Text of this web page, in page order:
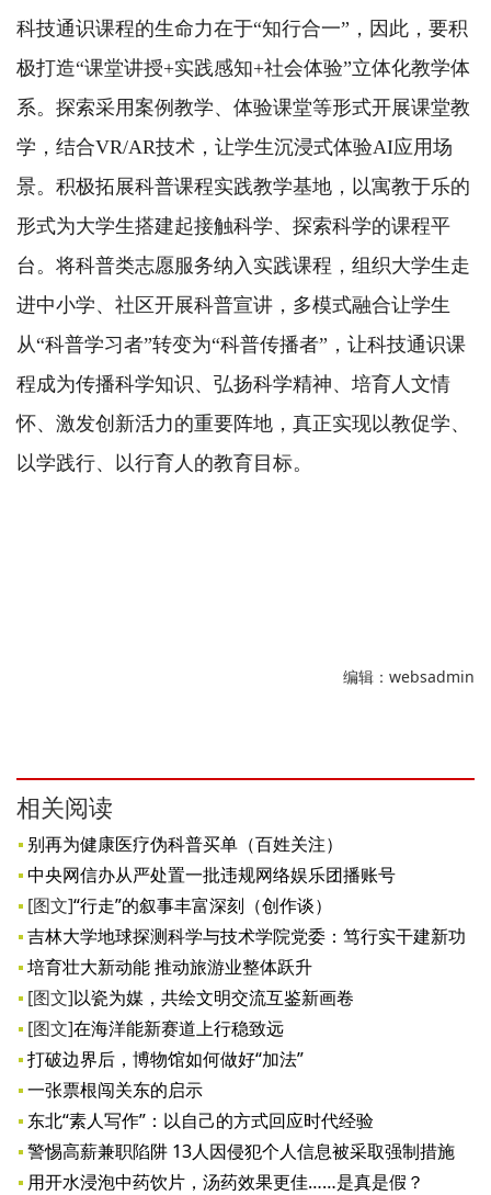
科技通识课程的生命力在于“知行合一”，因此，要积
极打造“课堂讲授+实践感知+社会体验”立体化教学体
系。探索采用案例教学、体验课堂等形式开展课堂教
学，结合VR/AR技术，让学生沉浸式体验AI应用场
景。积极拓展科普课程实践教学基地，以寓教于乐的
形式为大学生搭建起接触科学、探索科学的课程平
台。将科普类志愿服务纳入实践课程，组织大学生走
进中小学、社区开展科普宣讲，多模式融合让学生
从“科普学习者”转变为“科普传播者”，让科技通识课
程成为传播科学知识、弘扬科学精神、培育人文情
怀、激发创新活力的重要阵地，真正实现以教促学、
以学践行、以行育人的教育目标。
编辑：websadmin
相关阅读
别再为健康医疗伪科普买单（百姓关注）
中央网信办从严处置一批违规网络娱乐团播账号
[图文]“行走”的叙事丰富深刻（创作谈）
吉林大学地球探测科学与技术学院党委：笃行实干建新功
培育壮大新动能 推动旅游业整体跃升
[图文]以瓷为媒，共绘文明交流互鉴新画卷
[图文]在海洋能新赛道上行稳致远
打破边界后，博物馆如何做好“加法”
一张票根闯关东的启示
东北“素人写作”：以自己的方式回应时代经验
警惕高薪兼职陷阱 13人因侵犯个人信息被采取强制措施
用开水浸泡中药饮片，汤药效果更佳……是真是假？